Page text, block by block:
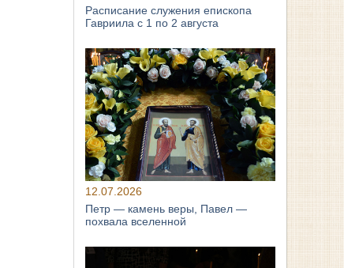
Расписание служения епископа
Гавриила с 1 по 2 августа
12.07.2026
Петр — камень веры, Павел —
похвала вселенной